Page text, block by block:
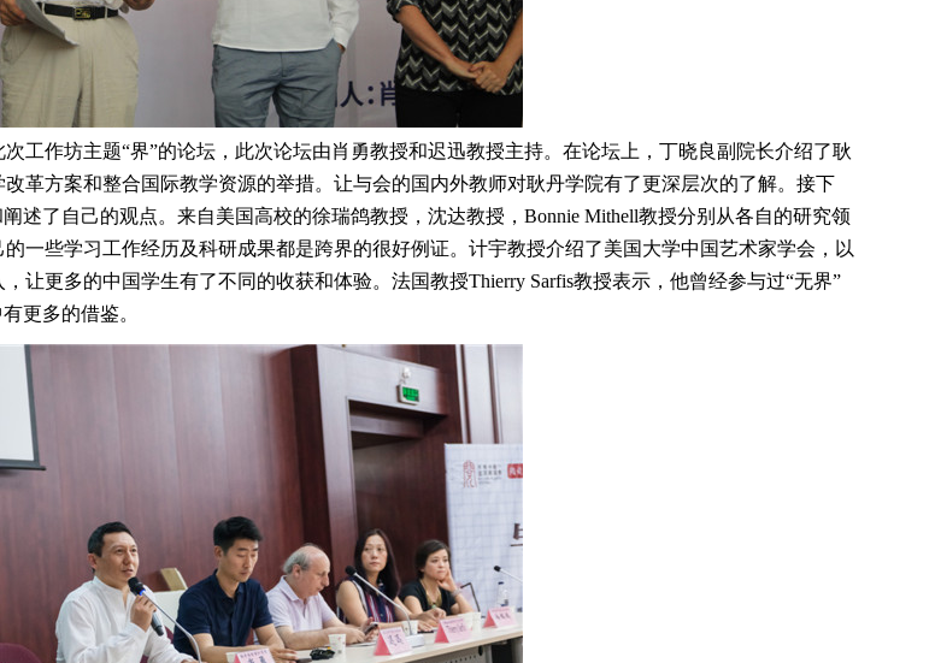
作坊主题“界”的论坛，此次论坛由肖勇教授和迟迅教授主持。在论坛上，丁晓良副院长介绍了耿
革方案和整合国际教学资源的举措。让与会的国内外教师对耿丹学院有了更深层次的了解。接下
述了自己的观点。来自美国高校的徐瑞鸽教授，沈达教授，Bonnie Mithell教授分别从各自的研究领
一些学习工作经历及科研成果都是跨界的很好例证。计宇教授介绍了美国大学中国艺术家学会，以
让更多的中国学生有了不同的收获和体验。法国教授Thierry Sarfis教授表示，他曾经参与过“无界”
更多的借鉴。